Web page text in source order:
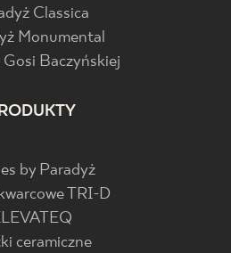
Classica
Monumental
Baczyńskiej
by Paradyż
TRI-D
ceramiczne